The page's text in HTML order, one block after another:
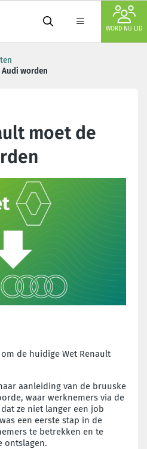
WORD NU LID
Audi worden
moet de
om de huidige Wet Renault
aanleiding van de bruuske
waar werknemers via de
ze niet langer een job
een eerste stap in de
te betrekken en te
ontslagen.